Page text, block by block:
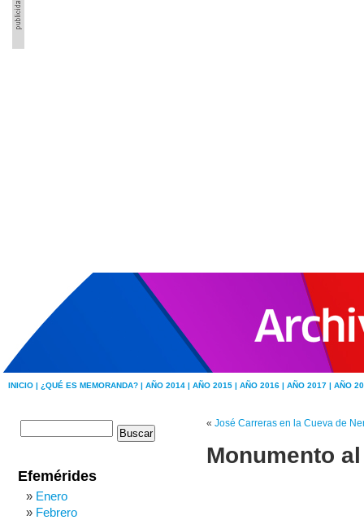
INICIO | ¿QUÉ ES MEMORANDA? | AÑO 2014 | AÑO 2015 | AÑO 2016 | AÑO 2017 | AÑO
« José Carreras en la Cueva de
Monumento
Efemérides
Enero
Febrero